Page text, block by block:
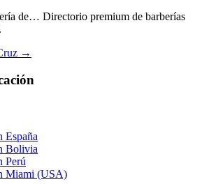
de… Directorio premium de barberías
→
Bolivia
Miami (USA)